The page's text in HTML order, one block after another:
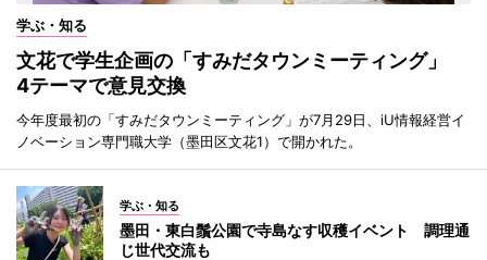
学ぶ・知る
文花で学生企画の「すみだタウンミーティング」
4テーマで意見交換
今年度最初の「すみだタウンミーティング」が7月29日、iU情報経営イ
ノベーション専門職大学（墨田区文花1）で開かれた。
学ぶ・知る
墨田・東白鬚公園で寺島なす収穫イベント 調理通
じ世代交流も